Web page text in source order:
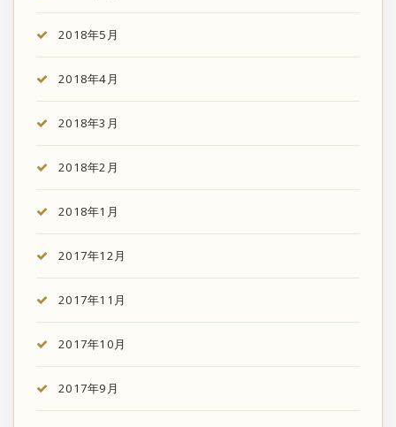
2018年5月
2018年4月
2018年3月
2018年2月
2018年1月
2017年12月
2017年11月
2017年10月
2017年9月